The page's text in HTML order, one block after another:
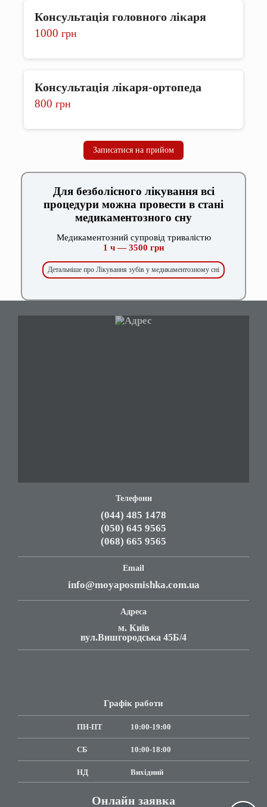
Консультація головного лікаря
1000 грн
Консультація лікаря-ортопеда
800 грн
Записатися на прийом
Для безболісного лікування всі
процедури можна провести в стані
медикаментозного сну
Медикаментозний супровід тривалістю
1 ч — 3500 грн
Детальніше про Лікування зубів у медикаментозному сні
Телефони
(044) 485 1478
(050) 645 9565
(068) 665 9565
Email
info@moyaposmishka.com.ua
Адреса
м. Київ
вул.Вишгородська 45Б/4
Графік работи
ПН-ПТ 10:00-19:00
СБ 10:00-18:00
НД Вихідний
Онлайн заявка